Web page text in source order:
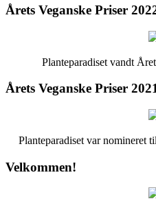
Årets Veganske Priser
Planteparadiset vandt
Årets Veganske Priser
Planteparadiset var nomineret
Velkommen!